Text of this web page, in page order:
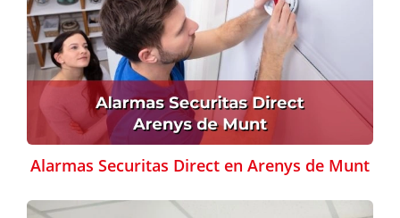
Alarmas Securitas Direct en Arenys de Munt